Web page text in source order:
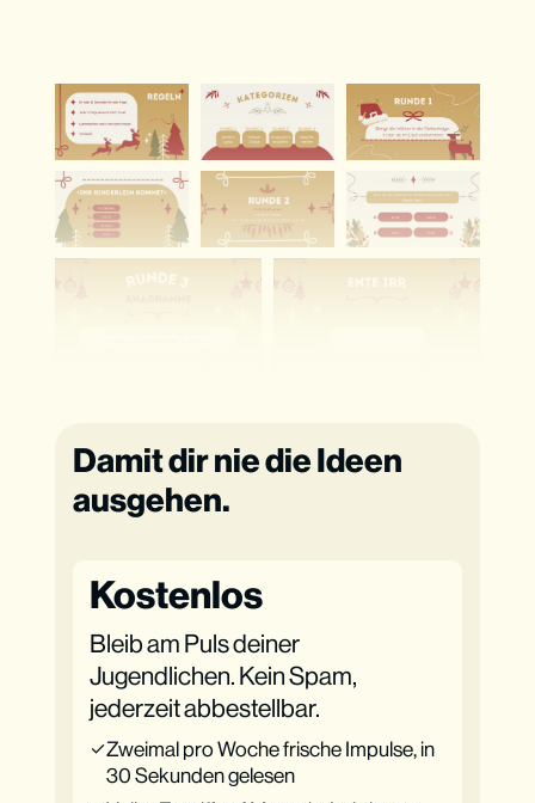
Damit dir nie die Ideen
ausgehen.
Kostenlos
Bleib am Puls deiner
Jugendlichen. Kein Spam,
jederzeit abbestellbar.
Zweimal pro Woche frische Impulse, in
30 Sekunden gelesen